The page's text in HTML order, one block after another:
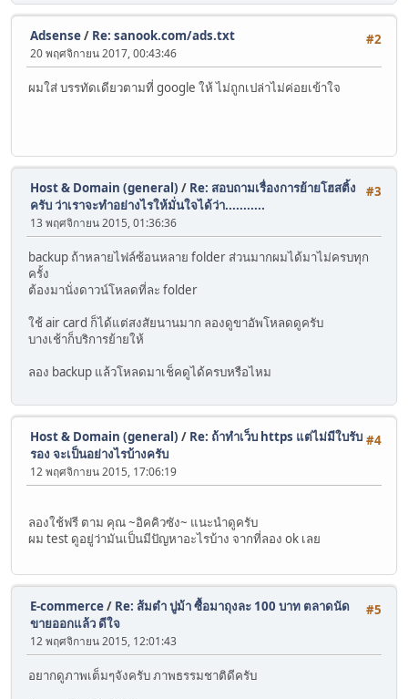
#2
Adsense/ Re: sanook.com/ads.txt
20 พฤศจิกายน 2017, 00:43:46
ผมใส่ บรรทัดเดียวตามที่ google ให้ ไม่ถูกเปล่าไม่ค่อยเข้าใจ
#3
Host & Domain (general) / Re: สอบถามเรื่องการย้ายโฮสติ้ง
ครับ ว่าเราจะทำอย่างไรให้มั่นใจได้ว่า...........
13 พฤศจิกายน 2015, 01:36:36
backup ถ้าหลายไฟล์ซ้อนหลาย folder ส่วนมากผมได้มาไม่ครบทุก
ครั้ง
ต้องมานั่งดาวน์โหลดที่ละ folder
ใช้ air card ก็ได้แต่สงสัยนานมาก ลองดูขาอัพโหลดดูครับ
บางเช้าก็บริการย้ายให้
ลอง backup แล้วโหลดมาเช็คดูได้ครบหรือไหม
#4
Host & Domain (general) / Re: ถ้าทำเว็บ https แต่ไม่มีใบรับ
รอง จะเป็นอย่างไรบ้างครับ
12 พฤศจิกายน 2015, 17:06:19
ลองใช้ฟรี ตาม คุณ ~อิคคิวซัง~ แนะนำดูครับ
ผม test ดูอยู่ว่ามันเป็นมีปัญหาอะไรบ้าง จากที่ลอง ok เลย
#5
E-commerce/ Re: ส้มตำ ปูม้า ซื้อมาถุงละ 100 บาท ตลาดนัด
ขายออกแล้ว ดีใจ
12 พฤศจิกายน 2015, 12:01:43
อยากดูภาพเต็มๆจังครับ ภาพธรรมชาติดีครับ